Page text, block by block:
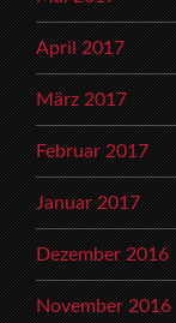
April 2017
März 2017
Februar 2017
Januar 2017
Dezember 2016
November 2016